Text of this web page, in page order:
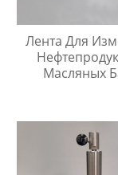
Лента Для
Масляных